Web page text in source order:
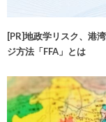
[PR]地政学リスク、港
ジ方法「FFA」とは